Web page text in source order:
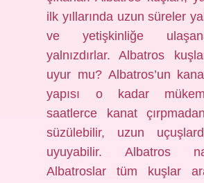
ilk yıllarında uzun süreler
ve yetişkinliğe
yalnızdırlar. Albatros
uyur mu? Albatros’un
yapısı o kadar
saatlerce kanat
süzülebilir, uzun
uyuyabilir. Albatros
Albatroslar tüm kuşlar